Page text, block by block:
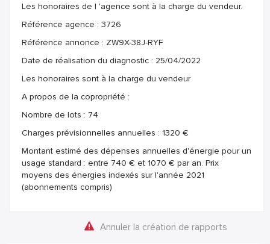
Les honoraires de l 'agence sont à la charge du vendeur.
Référence agence : 3726
Référence annonce : ZW9X-38J-RYF
Date de réalisation du diagnostic : 25/04/2022
Les honoraires sont à la charge du vendeur
A propos de la copropriété :
Nombre de lots : 74
Charges prévisionnelles annuelles : 1320 €
Montant estimé des dépenses annuelles d'énergie pour un
usage standard : entre 740 € et 1070 € par an. Prix
moyens des énergies indexés sur l'année 2021
(abonnements compris)
Annuler la création de rapports